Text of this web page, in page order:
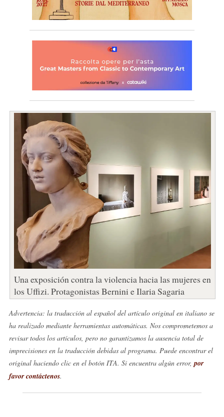
Una exposición contra la violencia hacia las mujeres en
los Uffizi. Protagonistas Bernini e Ilaria Sagaria
Advertencia: la traducción al español del artículo original en italiano se
ha realizado mediante herramientas automáticas. Nos comprometemos a
revisar todos los artículos, pero no garantizamos la ausencia total de
imprecisiones en la traducción debidas al programa. Puede encontrar el
original haciendo clic en el botón ITA. Si encuentra algún error, por
favor contáctenos.